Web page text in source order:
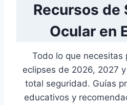
Recursos de
Ocular en
Todo lo que necesitas
eclipses de 2026, 2027
total seguridad. Guías
educativos y